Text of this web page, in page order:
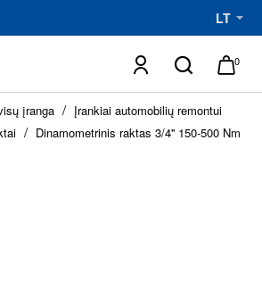
LT
0
įranga
Įrankiai automobilių remontui
Dinamometrinis raktas 3/4'' 150-500 Nm